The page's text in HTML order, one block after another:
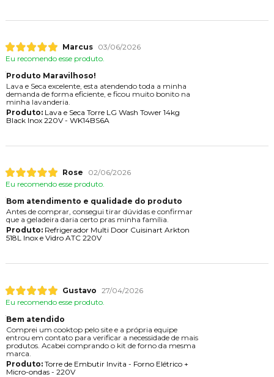
Marcus
03/06/2026
Eu recomendo esse produto.
Produto Maravilhoso!
Lava e Seca excelente, esta atendendo toda a minha
demanda de forma eficiente, e ficou muito bonito na
minha lavanderia.
Produto:Lava e Seca Torre LG Wash Tower 14kg
Black Inox 220V - WK14BS6A
Rose
02/06/2026
Eu recomendo esse produto.
Bom atendimento e qualidade do produto
Antes de comprar, consegui tirar dúvidas e confirmar
que a geladeira daria certo pras minha família.
Produto:Refrigerador Multi Door Cuisinart Arkton
518L Inox e Vidro ATC 220V
Gustavo 27/04/2026
Eu recomendo esse produto.
Bem atendido
Comprei um cooktop pelo site e a própria equipe
entrou em contato para verificar a necessidade de mais
produtos. Acabei comprando o kit de forno da mesma
marca.
Produto:Torre de Embutir Invita - Forno Elétrico +
Micro-ondas - 220V